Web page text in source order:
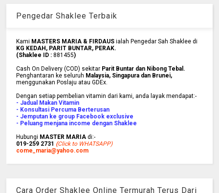
Pengedar Shaklee Terbaik
Kami MASTERS MARIA & FIRDAUS ialah Pengedar Sah Shaklee di
KG KEDAH, PARIT BUNTAR, PERAK.
(Shaklee ID :881455)
Cash On Delivery (COD) sekitar Parit Buntar dan Nibong Tebal.
Penghantaran ke seluruh Malaysia, Singapura dan Brunei,
menggunakan Poslaju atau GDEx.
Dengan setiap pembelian vitamin dari kami, anda layak mendapat:-
- Jadual Makan Vitamin
- Konsultasi Percuma Berterusan
- Jemputan ke group Facebook exclusive
- Peluang menjana income dengan Shaklee
Hubungi MASTER MARIA di:-
019-259 2731 (Click to WHATSAPP)
come_maria@yahoo.com
Cara Order Shaklee Online Termurah Terus Dari